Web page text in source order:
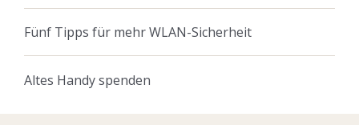
Fünf Tipps für mehr WLAN-Sicherheit
Altes Handy spenden